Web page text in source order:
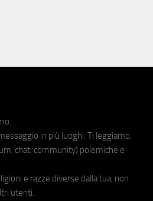
in più luoghi. Ti leggiamo.
chat, community) polemiche e
e razze diverse dalla tua, non
utenti.